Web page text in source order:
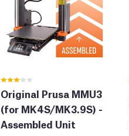
Original Prusa MMU3
(for MK4S/MK3.9S) -
Assembled Unit